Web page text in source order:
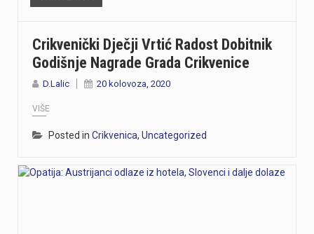
Crikvenički Dječji Vrtić Radost Dobitnik
Godišnje Nagrade Grada Crikvenice
D.Lalic 20 kolovoza, 2020
VIŠE
Posted in Crikvenica, Uncategorized